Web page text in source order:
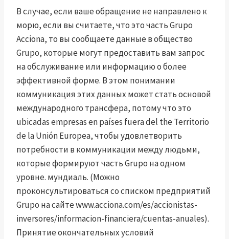
В случае, если ваше обращение не направлено к
морю, если вы считаете, что это часть Grupo
Acciona, то вы сообщаете данные в общество
Grupo, которые могут предоставить вам запрос
на обслуживание или информацию о более
эффективной форме. В этом понимании
коммуникация этих данных может стать основой
международного трансфера, потому что это
ubicadas empresas en países fuera del the Territorio
de la Unión Europea, чтобы удовлетворить
потребности в коммуникации между людьми,
которые формируют часть Grupo на одном
уровне. мундиаль. (Можно
проконсультироваться со списком предприятий
Grupo на сайте www.acciona.com/es/accionistas-
inversores/informacion-financiera/cuentas-anuales).
Принятие окончательных условий